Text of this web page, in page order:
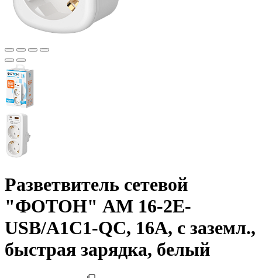
Разветвитель сетевой
"ФОТОН" AM 16-2E-
USB/A1C1-QC, 16А, с заземл.,
быстрая зарядка, белый